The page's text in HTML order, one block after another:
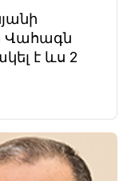
Վահագն
է ևս 2